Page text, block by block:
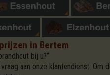
in Bertem
bij u?”
vraag aan onze klantendienst.